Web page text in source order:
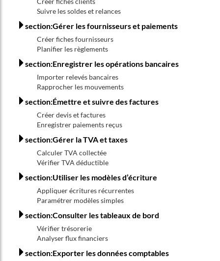
Suivre les soldes et relances
section:Gérer les fournisseurs et paiements
Créer fiches fournisseurs
Planifier les règlements
section:Enregistrer les opérations bancaires
Importer relevés bancaires
Rapprocher les mouvements
section:Émettre et suivre des factures
Créer devis et factures
Enregistrer paiements reçus
section:Gérer la TVA et taxes
Calculer TVA collectée
Vérifier TVA déductible
section:Utiliser les modèles d’écriture
Appliquer écritures récurrentes
Paramétrer modèles simples
section:Consulter les tableaux de bord
Vérifier trésorerie
Analyser flux financiers
section:Exporter les données comptables